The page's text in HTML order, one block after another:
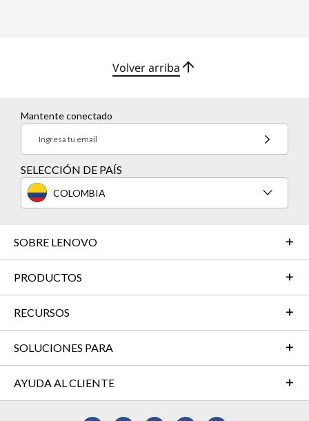
Volver arriba
Mantente conectado
Ingresa tu email
SELECCIÓN DE PAÍS
COLOMBIA
SOBRE LENOVO
PRODUCTOS
RECURSOS
SOLUCIONES PARA
AYUDA AL CLIENTE